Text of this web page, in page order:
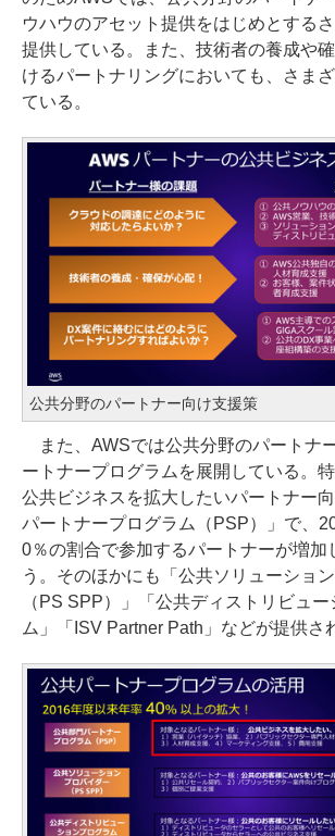
ウハウのアセット提供をはじめとする
提供している。また、技術者の養成や
けるパートナリングにおいても、さま
ている。
公共分野のパートナー向け支援策
また、AWSでは公共分野のパートナ
ートナープログラムを展開している。特
公共ビジネスを拡大したいパートナー
パートナープログラム（PSP）」で、
0％の割合で参加するパートナーが増加
う。そのほかにも「公共ソリューショ
（PS SPP）」「公共ディストリビュ
ム」「ISV Partner Path」などが提供さ